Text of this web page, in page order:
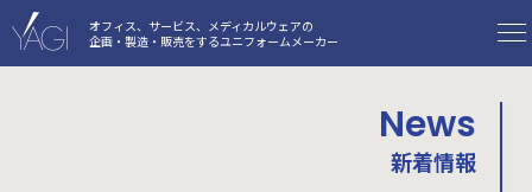
オフィス、サービス、メディカルウェアの
企画・製造・販売をするユニフォームメーカー
新着情報
News